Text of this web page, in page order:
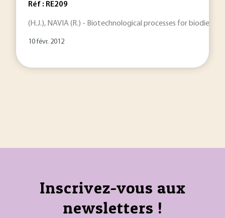
Réf : RE209
(H.J.), NAVIA (R.) - Biotechnological processes for
10 févr. 2012
Inscrivez-vous aux
newsletters !